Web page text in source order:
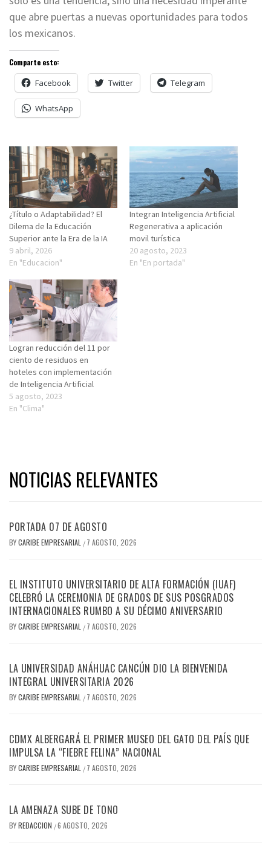
que abre puertas a nuevas oportunidades para todos
los mexicanos.
Comparte esto:
Facebook Twitter Telegram
WhatsApp
¿Título o Adaptabilidad? El
Dilema de la Educación
Superior ante la Era de la IA
9 abril, 2026
En "Educacion"
Integran Inteligencia Artificial
Regenerativa a aplicación
movil turística
20 agosto, 2023
En "En portada"
Logran reducción del 11 por
ciento de residuos en
hoteles con implementación
de Inteligencia Artificial
5 agosto, 2023
En "Clima"
NOTICIAS RELEVANTES
PORTADA 07 DE AGOSTO
BYCARIBE EMPRESARIAL / 7 AGOSTO, 2026
EL INSTITUTO UNIVERSITARIO DE ALTA FORMACIÓN (IUAF)
CELEBRÓ LA CEREMONIA DE GRADOS DE SUS POSGRADOS
INTERNACIONALES RUMBO A SU DÉCIMO ANIVERSARIO
BYCARIBE EMPRESARIAL / 7 AGOSTO, 2026
LA UNIVERSIDAD ANÁHUAC CANCÚN DIO LA BIENVENIDA
INTEGRAL UNIVERSITARIA 2026
BYCARIBE EMPRESARIAL / 7 AGOSTO, 2026
CDMX ALBERGARÁ EL PRIMER MUSEO DEL GATO DEL PAÍS QUE
IMPULSA LA “FIEBRE FELINA” NACIONAL
BYCARIBE EMPRESARIAL / 7 AGOSTO, 2026
LA AMENAZA SUBE DE TONO
BYREDACCION /6 AGOSTO, 2026